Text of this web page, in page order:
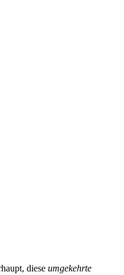
diese umgekehrte